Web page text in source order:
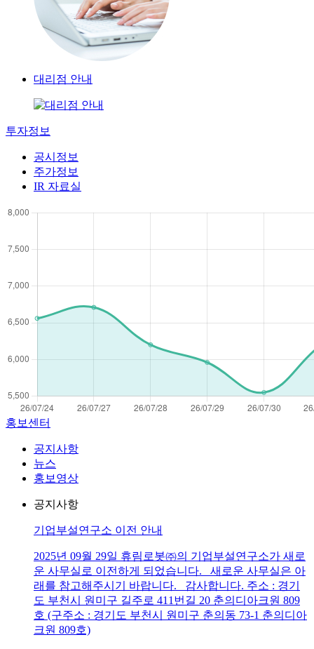
대리점 안내
투자정보
공시정보
주가정보
IR 자료실
홍보센터
공지사항
뉴스
홍보영상
공지사항
기업부설연구소 이전 안내
2025년 09월 29일 휴림로봇㈜의 기업부설연구소가 새로
운 사무실로 이전하게 되었습니다. 새로운 사무실은 아
래를 참고해주시기 바랍니다. 감사합니다. 주소 : 경기
도 부천시 원미구 길주로 411번길 20 춘의디아크원 809
호 (구주소 : 경기도 부천시 원미구 춘의동 73-1 춘의디아
크원 809호)